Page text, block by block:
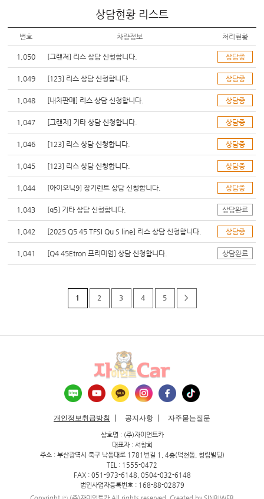
상담현황 리스트
번호 차량정보 처리현황
1,050 [그랜저] 리스 상담 신청합니다. 상담중
1,049 [123] 리스 상담 신청합니다. 상담중
1,048 [내차판매] 리스 상담 신청합니다. 상담중
1,047 [그랜저] 기타 상담 신청합니다. 상담중
1,046 [123] 리스 상담 신청합니다. 상담중
1,045 [123] 리스 상담 신청합니다. 상담중
1,044 [아이오닉9] 장기렌트 상담 신청합니다. 상담중
1,043 [q5] 기타 상담 신청합니다. 상담완료
1,042 [2025 Q5 45 TFSI Qu S line] 리스 상담 신청합니다. 상담중
1,041 [Q4 45Etron 프리미엄] 상담 신청합니다. 상담완료
1 2 3 4 5 >
개인정보취급방침 공지사항 자주묻는질문
상호명 : (주)자이언트카
대표자 : 서창희
주소 : 부산광역시 북구 낙동대로 1781번길 1, 4층(덕천동, 청림빌딩)
TEL : 1555-0472
FAX : 051-973-6148, 0504-032-6148
법인사업자등록번호 : 168-88-02879